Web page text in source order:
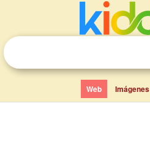
Web Imágenes